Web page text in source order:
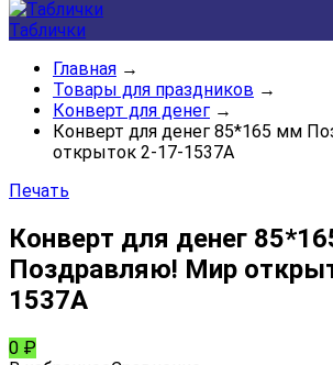
Таблички
Главная →
Товары для праздников →
Конверт для денег →
Конверт для денег 85*165 мм
открыток 2-17-1537А
Печать
Конверт для денег
Поздравляю! Мир
1537А
0 ₽